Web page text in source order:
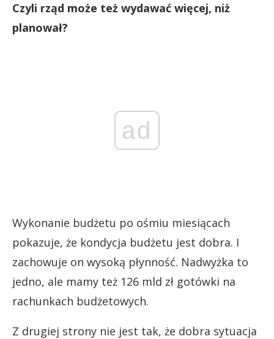
Czyli rząd może też wydawać więcej, niż
planował?
ad
Wykonanie budżetu po ośmiu miesiącach
pokazuje, że kondycja budżetu jest dobra. I
zachowuje on wysoką płynność. Nadwyżka to
jedno, ale mamy też 126 mld zł gotówki na
rachunkach budżetowych.
Z drugiej strony nie jest tak, że dobra sytuacja